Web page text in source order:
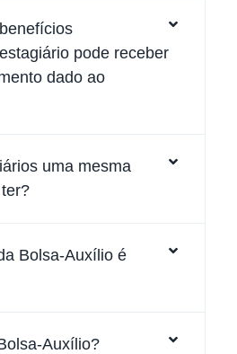
pode receber
dado ao
uma mesma
Bolsa-Auxílio é
Auxílio?